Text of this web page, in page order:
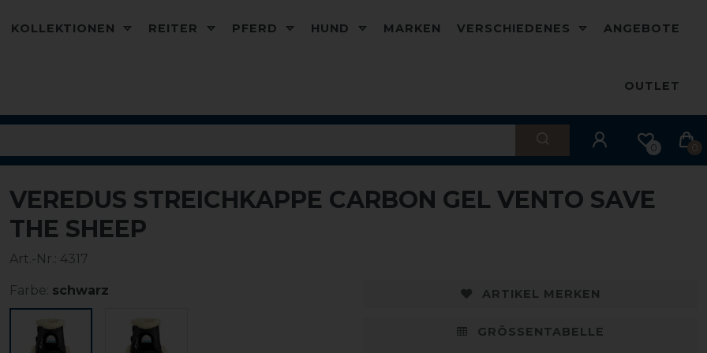
KOLLEKTIONEN REITER PFERD HUND MARKEN VERSCHIEDENES ANGEBOTE
OUTLET
0 0
VEREDUS STREICHKAPPE CARBON GEL VENTO SAVE
THE SHEEP
Art.-Nr.: 4317
Farbe: schwarz ARTIKEL MERKEN
GRÖSSENTABELLE